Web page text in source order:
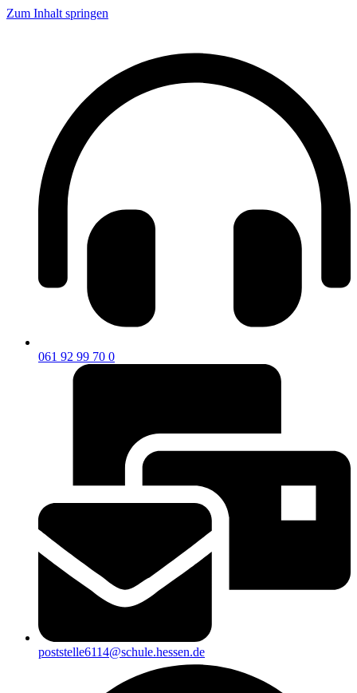
Zum Inhalt springen
061 92 99 70 0
poststelle6114@schule.hessen.de